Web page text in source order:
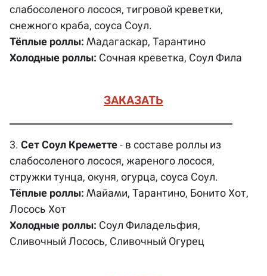
слабосоленого лосося, тигровой креветки,
снежного краба, соуса Соул.
Тёплые роллы: Мадагаскар, Тарантино
Холодные роллы: Сочная креветка, Соул Фила
ЗАКАЗАТЬ
3. Сет Соул Креметте- в составе роллы из
слабосоленого лосося, жареного лосося,
стружки тунца, окуня, огурца, соуса Соул.
Тёплые роллы: Майами, Тарантино, Бонито Хот,
Лосось Хот
Холодные роллы: Соул Филадельфия,
Сливочный Лосось, Сливочный Огурец